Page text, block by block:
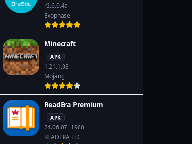
r2.6.0.4a
Exophase
Minecraft
APK
1.21.1.03
Mojang
ReadEra Premium
APK
24.06.07+1980
READERA LLC